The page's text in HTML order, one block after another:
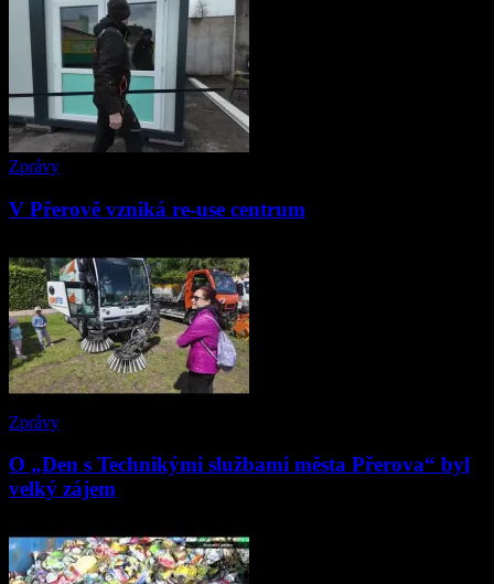
Zprávy
V Přerově vzniká re-use centrum
Zprávy
O „Den s Technikými službami města Přerova“ byl
velký zájem